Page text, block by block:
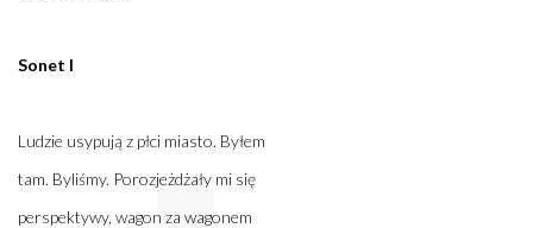
Sonet I
Ludzie usypują z płci miasto. Byłem
tam. Byliśmy. Porozjeżdżały mi się
perspektywy, wagon za wagonem